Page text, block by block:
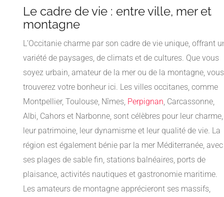
Le cadre de vie : entre ville, mer et
montagne
L’Occitanie charme par son cadre de vie unique, offrant
variété de paysages, de climats et de cultures. Que vous
soyez urbain, amateur de la mer ou de la montagne, vous
trouverez votre bonheur ici. Les villes occitanes, comme
Montpellier, Toulouse, Nîmes, Perpignan, Carcassonne,
Albi, Cahors et Narbonne, sont célèbres pour leur charme,
leur patrimoine, leur dynamisme et leur qualité de vie. La
région est également bénie par la mer Méditerranée, avec
ses plages de sable fin, stations balnéaires, ports de
plaisance, activités nautiques et gastronomie maritime.
Les amateurs de montagne apprécieront ses massifs,